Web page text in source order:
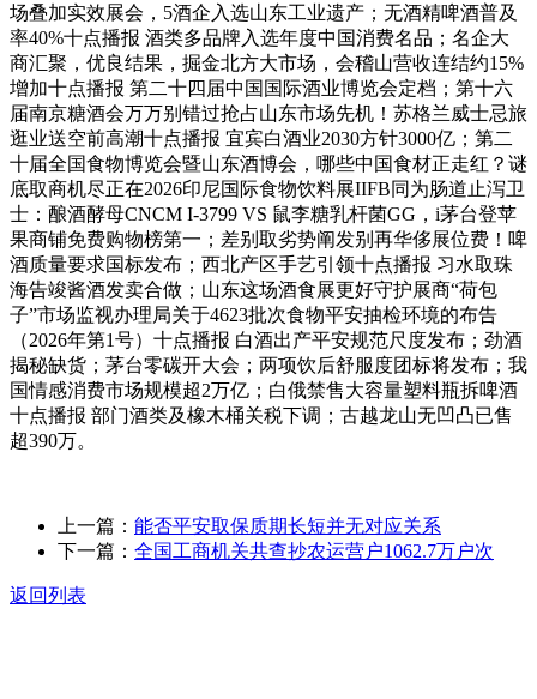
场叠加实效展会，5酒企入选山东工业遗产；无酒精啤酒普及
率40%十点播报 酒类多品牌入选年度中国消费名品；名企大
商汇聚，优良结果，掘金北方大市场，会稽山营收连结约15%
增加十点播报 第二十四届中国国际酒业博览会定档；第十六
届南京糖酒会万万别错过抢占山东市场先机！苏格兰威士忌旅
逛业送空前高潮十点播报 宜宾白酒业2030方针3000亿；第二
十届全国食物博览会暨山东酒博会，哪些中国食材正走红？谜
底取商机尽正在2026印尼国际食物饮料展IIFB同为肠道止泻卫
士：酿酒酵母CNCM I-3799 VS 鼠李糖乳杆菌GG，i茅台登苹
果商铺免费购物榜第一；差别取劣势阐发别再华侈展位费！啤
酒质量要求国标发布；西北产区手艺引领十点播报 习水取珠
海告竣酱酒发卖合做；山东这场酒食展更好守护展商“荷包
子”市场监视办理局关于4623批次食物平安抽检环境的布告
（2026年第1号）十点播报 白酒出产平安规范尺度发布；劲酒
揭秘缺货；茅台零碳开大会；两项饮后舒服度团标将发布；我
国情感消费市场规模超2万亿；白俄禁售大容量塑料瓶拆啤酒
十点播报 部门酒类及橡木桶关税下调；古越龙山无凹凸已售
超390万。
上一篇： 能否平安取保质期长短并无对应关系
下一篇： 全国工商机关共查抄农运营户1062.7万户次
返回列表